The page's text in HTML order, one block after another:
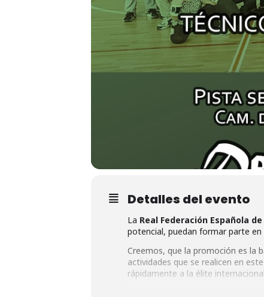
Detalles del evento
La Real Federación Española
potencial, puedan formar parte
Creemos, que la promoción es la
actividades que se realicen en
rápidamente a la élite